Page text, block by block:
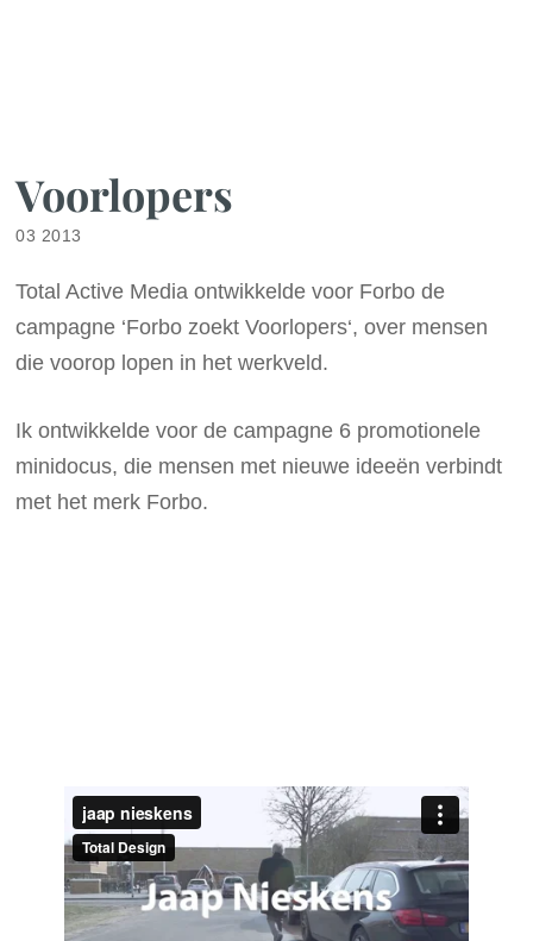
Voorlopers
03 2013
Total Active Media ontwikkelde voor Forbo de
campagne ‘Forbo zoekt Voorlopers‘, over mensen
die voorop lopen in het werkveld.
Ik ontwikkelde voor de campagne 6 promotionele
minidocus, die mensen met nieuwe ideeën verbindt
met het merk Forbo.